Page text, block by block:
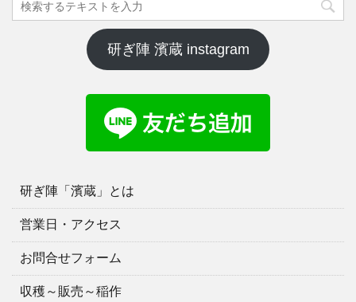
研ぎ陣 濱蔵 instagram
研ぎ陣「濱蔵」とは
営業日・アクセス
お問合せフォーム
収穫～販売～稲作